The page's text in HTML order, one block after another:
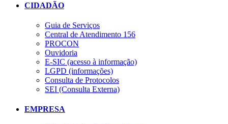
CIDADÃO
Guia de Serviços
Central de Atendimento 156
PROCON
Ouvidoria
E-SIC (acesso à informação)
LGPD (informações)
Consulta de Protocolos
SEI (Consulta Externa)
EMPRESA